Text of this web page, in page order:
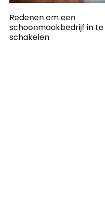
Redenen om een
schoonmaakbedrijf in te
schakelen